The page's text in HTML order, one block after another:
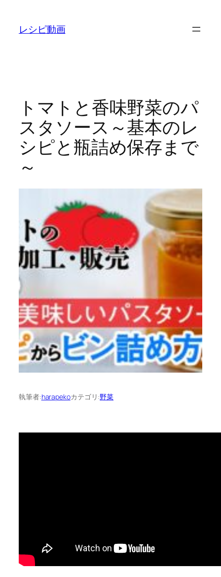
レシピ動画
トマトと香味野菜のパ
スタソース～基本のレ
シピと瓶詰め保存まで
～
執筆者:harapekoカテゴリ:野菜